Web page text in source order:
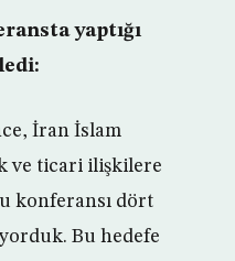
yaptığı
İran İslam
ve ticari ilişkilere
konferansı dört
Bu hedefe